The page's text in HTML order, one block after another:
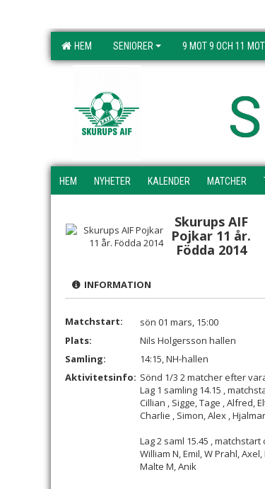
HEM SENIORER 9 MOT 9 OCH 11
HEM NYHETER KALENDER MATCHER
Skurups AIF
Pojkar 11 år.
Födda 2014
INFORMATION
Matchstart:
sön 01 mars, 15:00
Plats:
Nils Holgersson hallen
Samling:
14:15, NH-hallen
Aktivitetsinfo: Sönd 1/3 2 matcher efter
Lag 1 samling 14.15 ,
Cillian , Sigge, Tage , Alfred,
Charlie , Simon, Alex ,
Lag 2 saml 15.45 , matchstart
William N, Emil, W Prahl,
Malte M, Anik